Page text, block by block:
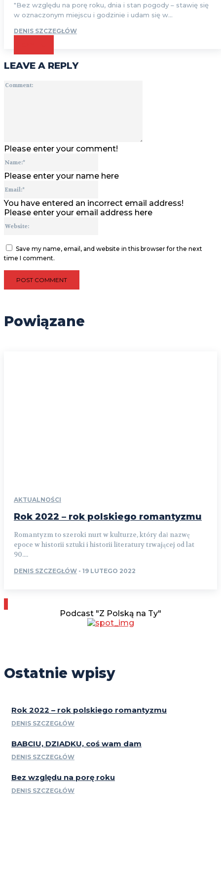
"Bez względu na porę roku, dnia i stan pogody – stawię się
w oznaczonym miejscu i godzinie i udam się w...
DENIS SZCZEGŁÓW
LEAVE A REPLY
Please enter your comment!
Please enter your name here
You have entered an incorrect email address!
Please enter your email address here
Save my name, email, and website in this browser for the next
time I comment.
Powiązane
AKTUALNOŚCI
Rok 2022 – rok polskiego romantyzmu
Romantyzm to szeroki nurt w kulturze, który dał nazwę
epoce w historii sztuki i historii literatury trwającej od lat
90....
DENIS SZCZEGŁÓW - 19 LUTEGO 2022
Podcast "Z Polską na Ty"
Ostatnie wpisy
Rok 2022 – rok polskiego romantyzmu
DENIS SZCZEGŁÓW
BABCIU, DZIADKU, coś wam dam
DENIS SZCZEGŁÓW
Bez względu na porę roku
DENIS SZCZEGŁÓW